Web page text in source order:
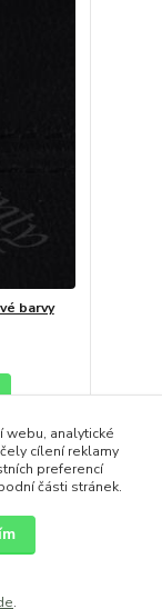
barvy
webu, analytické
cílení reklamy
preferencí
části stránek.
.